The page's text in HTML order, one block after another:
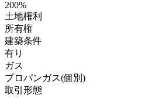
200%
土地権利
所有権
建築条件
有り
ガス
プロパンガス(個別)
取引形態